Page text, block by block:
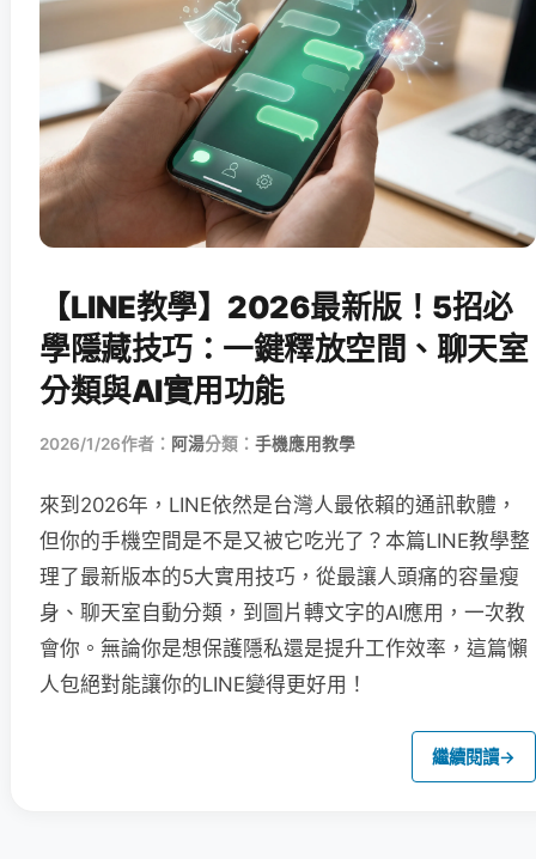
【LINE教學】2026最新版！5招必
學隱藏技巧：一鍵釋放空間、聊天室
分類與AI實用功能
2026/1/26作者： 阿湯分類： 手機應用教學
來到2026年，LINE依然是台灣人最依賴的通訊軟體，
但你的手機空間是不是又被它吃光了？本篇LINE教學整
理了最新版本的5大實用技巧，從最讓人頭痛的容量瘦
身、聊天室自動分類，到圖片轉文字的AI應用，一次教
會你。無論你是想保護隱私還是提升工作效率，這篇懶
人包絕對能讓你的LINE變得更好用！
繼續閱讀→